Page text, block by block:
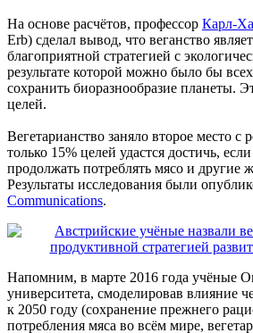
На основе расчётов, профессор Карл-
Erb) сделал вывод, что веганство
благоприятной стратегией с
результате которой можно было бы
сохранить биоразнообразие планеты.
целей.
Вегетарианство заняло второе место с
только 15% целей удастся достичь,
продолжать потреблять мясо и другие
Результаты исследования были
Communications.
Напомним, в марте 2016 года учёные
университета, смоделировав влияние
к 2050 году (сохранение прежнего
потребления мяса во всём мире,